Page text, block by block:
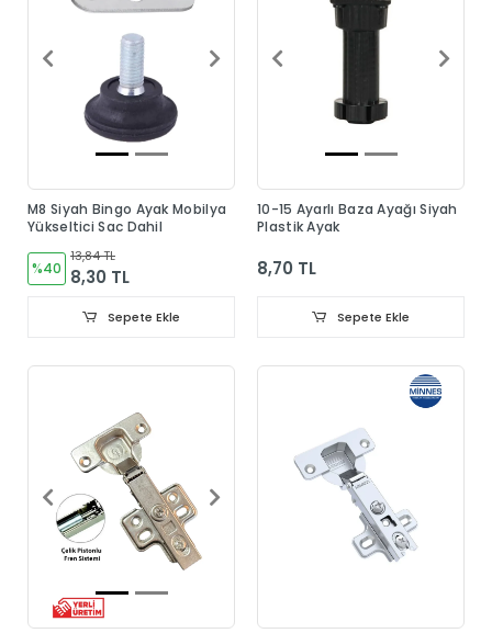
M8 Siyah Bingo Ayak Mobilya
Yükseltici Sac Dahil
%40
13,84 TL
8,30 TL
Sepete Ekle
10-15 Ayarlı Baza Ayağı Siyah
Plastik Ayak
8,70 TL
Sepete Ekle